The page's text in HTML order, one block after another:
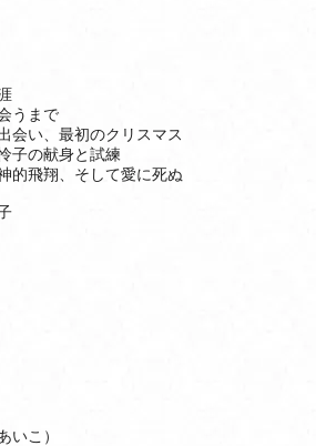
うまで
い、最初のクリスマス
の献身と試練
飛翔、そして愛に死ぬ
いこ）